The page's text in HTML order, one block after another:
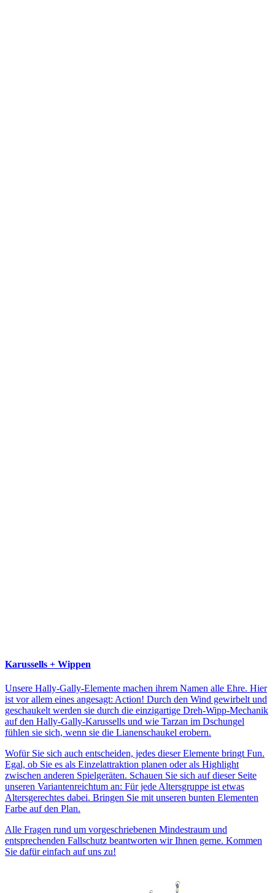
Karussells + Wippen
Unsere Hally-Gally-Elemente machen ihrem Namen alle Ehre. Hier
ist vor allem eines angesagt: Action! Durch den Wind gewirbelt und
geschaukelt werden sie durch die einzigartige Dreh-Wipp-Mechanik
auf den Hally-Gally-Karussells und wie Tarzan im Dschungel
fühlen sie sich, wenn sie die Lianenschaukel erobern.
Wofür Sie sich auch entscheiden, jedes dieser Elemente bringt Fun.
Egal, ob Sie es als Einzelattraktion planen oder als Highlight
zwischen anderen Spielgeräten. Schauen Sie sich auf dieser Seite
unseren Variantenreichtum an: Für jede Altersgruppe ist etwas
Altersgerechtes dabei. Bringen Sie mit unseren bunten Elementen
Farbe auf den Plan.
Alle Fragen rund um vorgeschriebenen Mindestraum und
entsprechenden Fallschutz beantworten wir Ihnen gerne. Kommen
Sie dafür einfach auf uns zu!